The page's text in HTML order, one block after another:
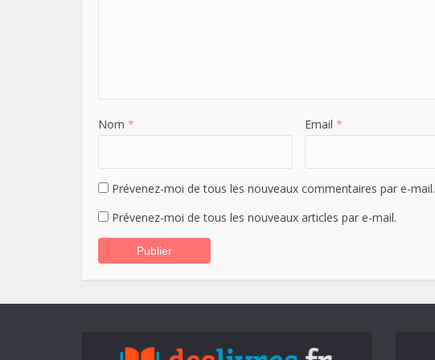
Nom * Email *
Prévenez-moi de tous les nouveaux commentaires par e-mail.
Prévenez-moi de tous les nouveaux articles par e-mail.